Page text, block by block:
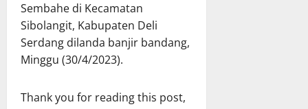
Sembahe di Kecamatan
Sibolangit, Kabupaten Deli
Serdang dilanda banjir bandang,
Minggu (30/4/2023).
Thank you for reading this post,